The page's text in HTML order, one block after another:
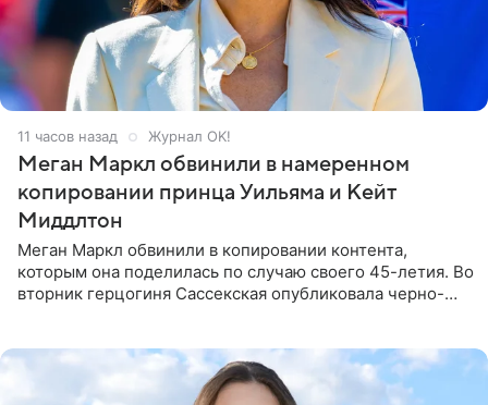
11 часов назад Журнал OK!
Меган Маркл обвинили в намеренном
копировании принца Уильяма и Кейт
Миддлтон
Меган Маркл обвинили в копировании контента,
которым она поделилась по случаю своего 45-летия. Во
вторник герцогиня Сассекская опубликовала черно-